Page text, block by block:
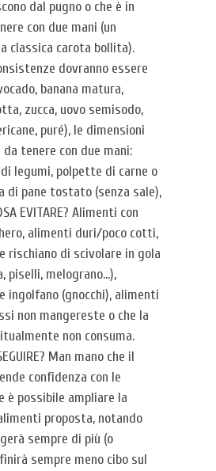
dal pugno o che è in
con due mani (un
classica carota bollita).
dovranno essere
banana matura,
zucca, uovo semisodo,
puré), le dimensioni
tenere con due mani:
legumi, polpette di carne o
di pane tostato (senza sale),
EVITARE? Alimenti con
alimenti duri/poco cotti,
rischiano di scivolare in gola
piselli, melograno…),
ingolfano (gnocchi), alimenti
non mangereste o che la
non consuma.
Man mano che il
confidenza con le
è possibile ampliare la
proposta, notando
sempre di più (o
sempre meno cibo sul